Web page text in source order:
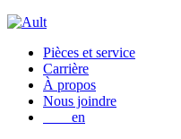
Pièces et service
Carrière
À propos
Nous joindre
en